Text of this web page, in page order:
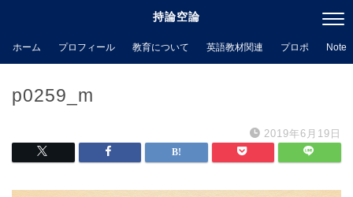
持論空論
ホーム プロフィール 教育について 英語教材関連 プロポ Note
p0259_m
2019年6月19日